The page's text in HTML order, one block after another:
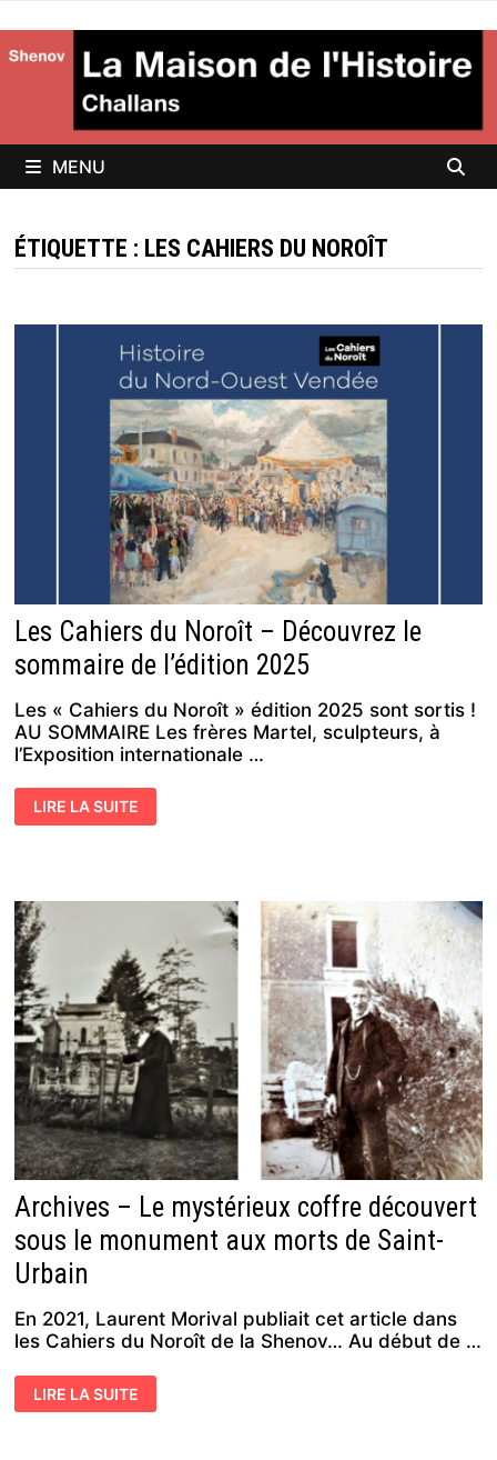
au
contenu
MENU
ÉTIQUETTE : LES CAHIERS DU NOROÎT
Les Cahiers du Noroît – Découvrez le
sommaire de l’édition 2025
Les « Cahiers du Noroît » édition 2025 sont sortis !
AU SOMMAIRE Les frères Martel, sculpteurs, à
l’Exposition internationale …
LES
CAHIERS
SOMMAIRE
DE
L’ÉDITION
2025
LIRE LA SUITE
Archives – Le mystérieux coffre découvert
sous le monument aux morts de Saint-
Urbain
En 2021, Laurent Morival publiait cet article dans
les Cahiers du Noroît de la Shenov… Au début de …
ARCHIVES
–
LIRE LA SUITE